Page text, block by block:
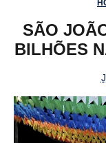
SÃO
BILHÕES